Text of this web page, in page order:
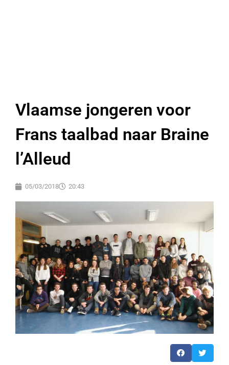
Vlaamse jongeren voor
Frans taalbad naar Braine
l’Alleud
05/03/2018 20:43